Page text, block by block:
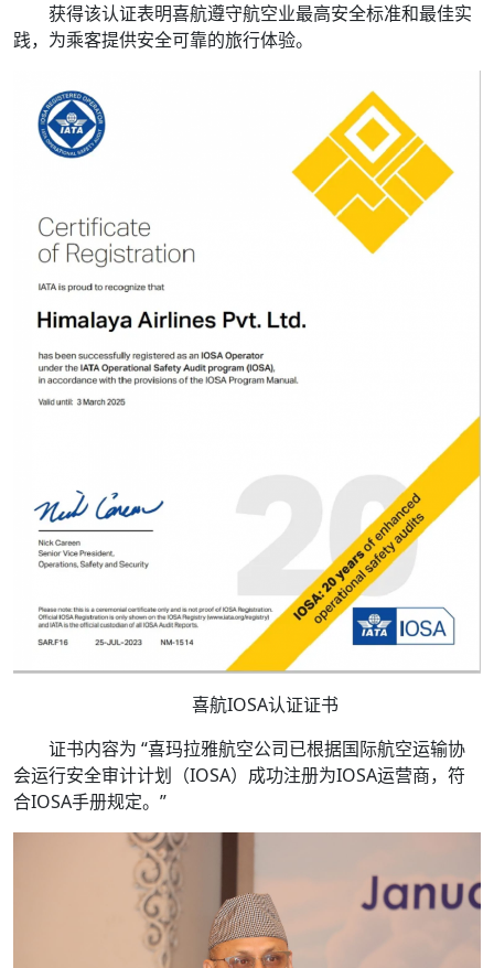
获得该认证表明喜航遵守航空业最高安全标准和最佳实
践，为乘客提供安全可靠的旅行体验。
喜航IOSA认证证书
证书内容为 “喜玛拉雅航空公司已根据国际航空运输协
会运行安全审计计划（IOSA）成功注册为IOSA运营商，符
合IOSA手册规定。”